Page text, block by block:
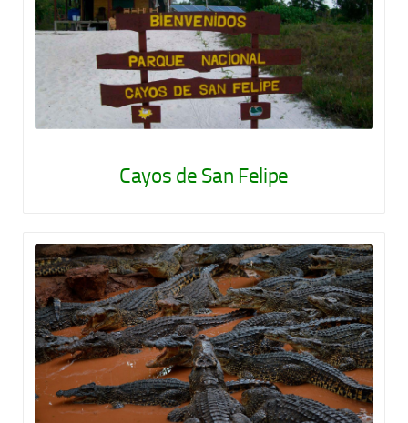
Cayos de San Felipe